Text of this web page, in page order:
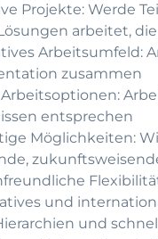
Projekte: Werde
arbeitet,
Arbeitsumfeld:
zusammen
entsprechen
Möglichkeiten:
und
und